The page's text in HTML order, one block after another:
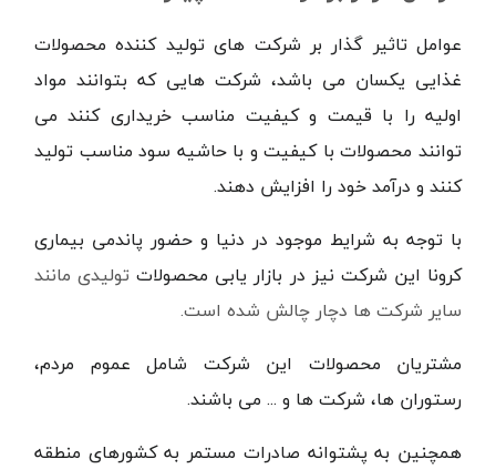
عوامل تاثیر گذار بر شرکت های تولید کننده محصولات
غذایی یکسان می باشد، شرکت هایی که بتوانند مواد
اولیه را با قیمت و کیفیت مناسب خریداری کنند می
توانند محصولات با کیفیت و با حاشیه سود مناسب تولید
کنند و درآمد خود را افزایش دهند.
با توجه به شرایط موجود در دنیا و حضور پاندمی بیماری
کرونا این شرکت نیز در بازار یابی محصولاتتولیدی مانند
سایر شرکت ها دچار چالش شده است.
مشتریان محصولات این شرکت شامل عموم مردم،
رستوران ها، شرکت ها و ... می باشند.
همچنین به پشتوانه صادرات مستمر به کشورهای منطقه